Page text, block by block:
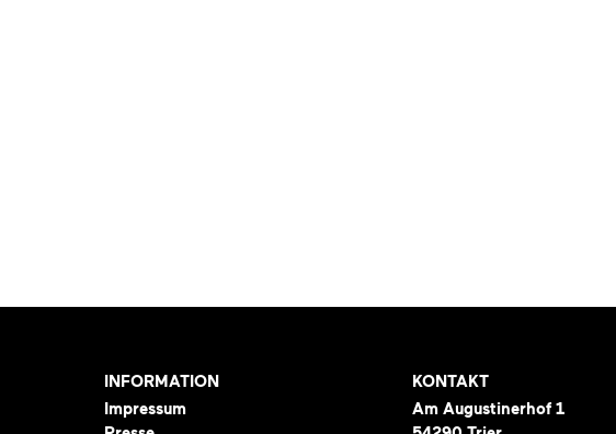
INFORMATION
Impressum
KONTAKT
Am Augustinerhof 1